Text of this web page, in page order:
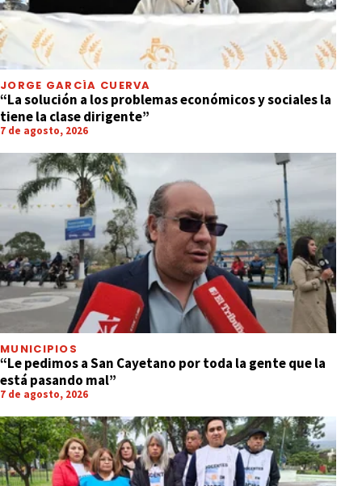
JORGE GARCÍA CUERVA
“La solución a los problemas económicos y sociales la
tiene la clase dirigente”
7 de agosto, 2026
MUNICIPIOS
“Le pedimos a San Cayetano por toda la gente que la
está pasando mal”
7 de agosto, 2026